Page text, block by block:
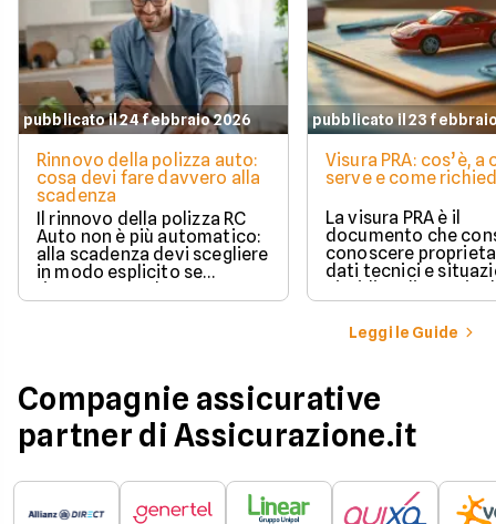
pubblicato il 24 febbraio 2026
Rinnovo della polizza auto:
cosa devi fare davvero alla
scadenza
Il rinnovo della polizza RC
Auto non è più automatico:
alla scadenza devi scegliere
in modo esplicito se
rinnovare con la stessa
compagnia o stipulare un
pubblicato il 23
Visura PRA: cos’è, a
serve e come
La visura PRA è il
documento che
conoscere
dati tecnici e
giuridica di un
iscritto al Pubblico
Automobilistico.
Leggi le Guide
Compagnie assicurative
partner di Assicurazione.it